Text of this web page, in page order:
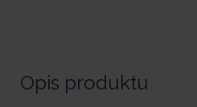
Opis produktu